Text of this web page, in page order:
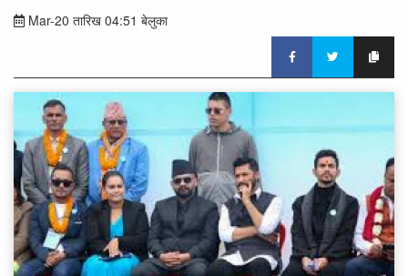
Mar-20 तारिख 04:51 बेलुका